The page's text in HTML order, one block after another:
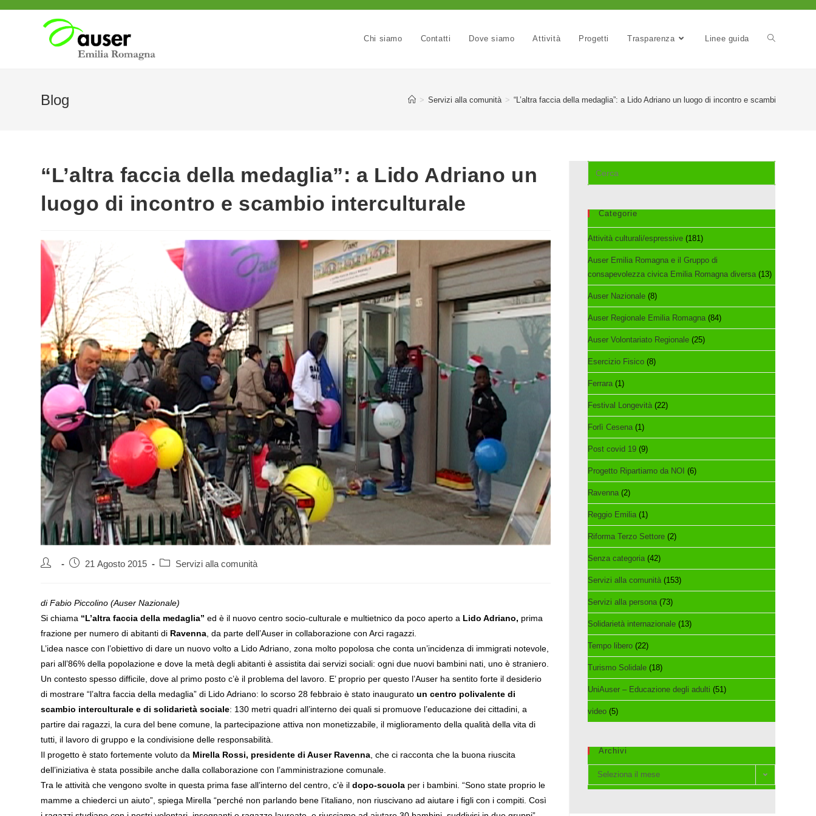
Chi siamo Contatti Dove siamo Attività Progetti Trasparenza Linee guida
Blog > Servizi alla comunità > “L’altra faccia della medaglia”: a Lido Adriano un luogo di incontro e scambio
“L’altra faccia della medaglia”: a Lido Adriano un
luogo di incontro e scambio interculturale
Autore Articolo21 Agosto 2015
Categoria
Servizi alla comunità
di Fabio Piccolino (Auser Nazionale)
Si chiama “L’altra faccia della medaglia”ed è il nuovo centro socio-culturale e multietnico da poco aperto a Lido Adriano, prima
frazione per numero di abitanti di Ravenna , da parte dell’Auser in collaborazione con Arci ragazzi.
L’idea nasce con l’obiettivo di dare un nuovo volto a Lido Adriano, zona molto popolosa che conta un’incidenza di immigrati notevole,
pari all’86% della popolazione e dove la metà degli abitanti è assistita dai servizi sociali: ogni due nuovi bambini nati, uno è straniero.
Un contesto spesso difficile, dove al primo posto c’è il problema del lavoro. E’ proprio per questo l’Auser ha sentito forte il desiderio
di mostrare “l’altra faccia della medaglia” di Lido Adriano: lo scorso 28 febbraio è stato inauguratoun centro polivalente di
scambio interculturale e di solidarietà sociale: 130 metri quadri all’interno dei quali si promuove l’educazione dei cittadini, a
partire dai ragazzi, la cura del bene comune, la partecipazione attiva non monetizzabile, il miglioramento della qualità della vita di
tutti, il lavoro di gruppo e la condivisione delle responsabilità.
Il progetto è stato fortemente voluto da Mirella Rossi, presidente di Auser Ravenna , che ci racconta che la buona riuscita
dell’iniziativa è stata possibile anche dalla collaborazione con l’amministrazione comunale.
Tra le attività che vengono svolte in questa prima fase all’interno del centro, c’è ildopo-scuola per i bambini. “Sono state proprio le
mamme a chiederci un aiuto”, spiega Mirella “perché non parlando bene l’italiano, non riuscivano ad aiutare i figli con i compiti. Così
nel
webCategorie
Attività culturali/espressive (181)
Auser Emilia Romagna e il Gruppo di
consapevolezza civica Emilia Romagna diversa (13)
Auser Nazionale (8)
Auser Regionale Emilia Romagna (84)
Auser Volontariato Regionale (25)
Esercizio Fisico (8)
Ferrara (1)
Festival Longevità (22)
Forlì Cesena (1)
Post covid 19 (9)
Progetto Ripartiamo da NOI (6)
Ravenna (2)
Reggio Emilia (1)
Riforma Terzo Settore (2)
Senza categoria (42)
Servizi alla comunità (153)
Servizi alla persona (73)
Solidarietà internazionale (13)
Tempo libero (22)
Turismo Solidale (18)
UniAuser – Educazione degli adulti (51)
video (5)
Archivi
Archivi
Seleziona il mese